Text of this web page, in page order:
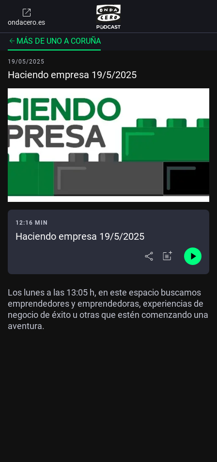
ondacero.es
MÁS DE UNO A CORUÑA
19/05/2025
Haciendo empresa 19/5/2025
12:16 MIN
Haciendo empresa 19/5/2025
Los lunes a las 13:05 h, en este espacio buscamos
emprendedores y emprendedoras, experiencias de
negocio de éxito u otras que estén comenzando una
aventura.